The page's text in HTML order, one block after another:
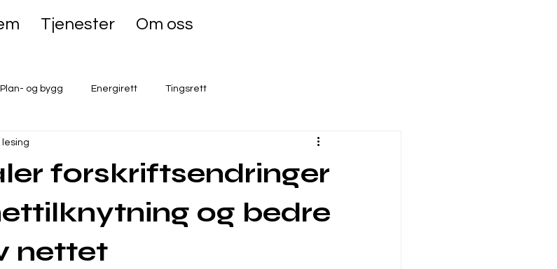
Tjenester Om oss
Plan- og bygg Energirett Tingsrett
forskriftsendringer
og bedre
nettet
lesing